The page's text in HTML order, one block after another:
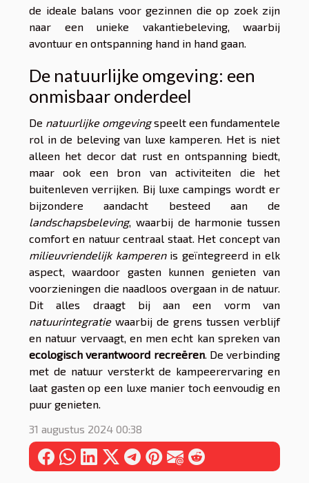
de ideale balans voor gezinnen die op zoek zijn
naar een unieke vakantiebeleving, waarbij
avontuur en ontspanning hand in hand gaan.
De natuurlijke omgeving: een
onmisbaar onderdeel
De natuurlijke omgevingspeelt een fundamentele
rol in de beleving van luxe kamperen. Het is niet
alleen het decor dat rust en ontspanning biedt,
maar ook een bron van activiteiten die het
buitenleven verrijken. Bij luxe campings wordt er
bijzondere aandacht besteed aan de
landschapsbeleving, waarbij de harmonie tussen
comfort en natuur centraal staat. Het concept van
milieuvriendelijk kamperenis geïntegreerd in elk
aspect, waardoor gasten kunnen genieten van
voorzieningen die naadloos overgaan in de natuur.
Dit alles draagt bij aan een vorm van
natuurintegratiewaarbij de grens tussen verblijf
en natuur vervaagt, en men echt kan spreken van
ecologisch verantwoord recreëren. De verbinding
met de natuur versterkt de kampeerervaring en
laat gasten op een luxe manier toch eenvoudig en
puur genieten.
31 augustus 2024 00:38